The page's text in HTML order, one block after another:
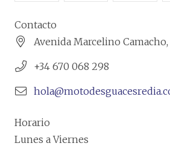
Contacto
Avenida Marcelino Camacho,
+34 670 068 298
Horario
Lunes a Viernes